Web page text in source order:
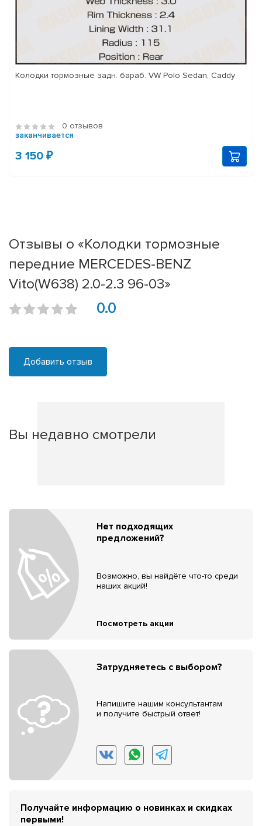
Колодки тормозные задн. бараб. VW Polo Sedan, Caddy
0 отзывов
заканчивается
3 150 ₽
Отзывы о «Колодки тормозные
передние MERCEDES-BENZ
Vito(W638) 2.0-2.3 96-03»
0.0
Добавить отзыв
Вы недавно смотрели
Нет подходящих
предложений?
Возможно, вы найдёте что-то среди
наших акций!
Посмотреть акции
Затрудняетесь с выбором?
Напишите нашим консультантам
и получите быстрый ответ!
Получайте информацию о новинках и скидках
первыми!